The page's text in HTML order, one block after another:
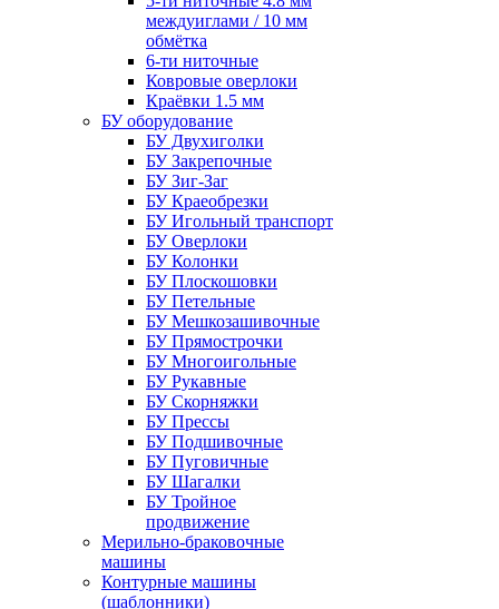
междуиглами / 10 мм
обмётка
6-ти ниточные
Ковровые оверлоки
Краёвки 1.5 мм
БУ оборудование
БУ Двухиголки
БУ Закрепочные
БУ Зиг-Заг
БУ Краеобрезки
БУ Игольный транспорт
БУ Оверлоки
БУ Колонки
БУ Плоскошовки
БУ Петельные
БУ Мешкозашивочные
БУ Прямострочки
БУ Многоигольные
БУ Рукавные
БУ Скорняжки
БУ Прессы
БУ Подшивочные
БУ Пуговичные
БУ Шагалки
БУ Тройное
продвижение
Мерильно-браковочные
машины
Контурные машины
(шаблонники)